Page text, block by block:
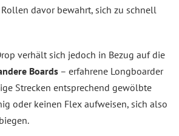
davor bewahrt, sich zu schnell
verhält sich jedoch in Bezug auf die
Boards – erfahrene Longboarder
Strecken entsprechend gewölbte
oder keinen Flex aufweisen, sich also